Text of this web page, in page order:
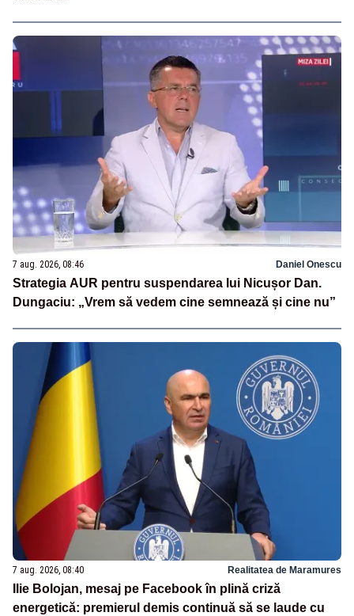
7 aug. 2026, 08:46 Daniel Onescu
Strategia AUR pentru suspendarea lui Nicușor Dan.
Dungaciu: „Vrem să vedem cine semnează și cine nu”
7 aug. 2026, 08:40 Realitatea de Maramures
Ilie Bolojan, mesaj pe Facebook în plină criză
energetică: premierul demis continuă să se laude cu